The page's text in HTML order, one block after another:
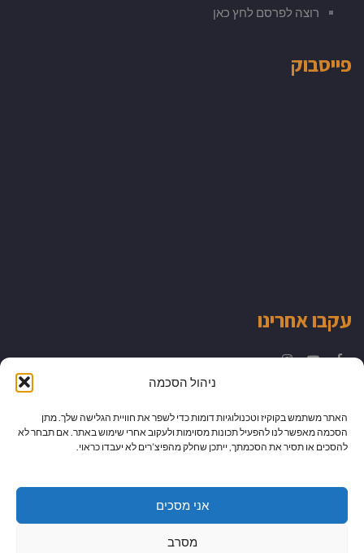
ניהול הסכמה
האתר משתמש בקוקיז וטכנולוגיות דומות כדי לשפר את חוויית הגלישה שלך. מתן
הסכמה מאפשר לנו להפעיל תכונות מסוימות ולעקוב אחרי שימוש באתר. אם תבחר לא
להסכים או תסיר את הסכמתך, ייתכן שחלק מהפיצ’רים לא יעבדו כראוי.
אני מסכים
מסרב
רוצה לפרסם לחץ כאן
פייסבוק
עקבו אחרינו